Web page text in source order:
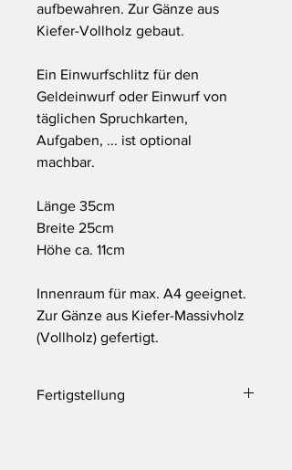
aufbewahren. Zur Gänze aus
Kiefer-Vollholz gebaut.
Ein Einwurfschlitz für den
Geldeinwurf oder Einwurf von
täglichen Spruchkarten,
Aufgaben, ... ist optional
machbar.
Länge 35cm
Breite 25cm
Höhe ca. 11cm
Innenraum für max. A4 geeignet.
Zur Gänze aus Kiefer-Massivholz
(Vollholz) gefertigt.
Fertigstellung